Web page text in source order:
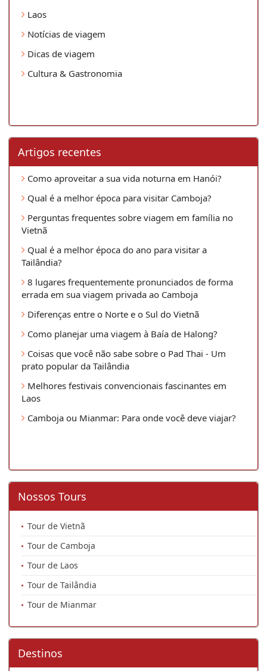
Laos
Notícias de viagem
Dicas de viagem
Cultura & Gastronomia
Artigos recentes
Como aproveitar a sua vida noturna em Hanói?
Qual é a melhor época para visitar Camboja?
Perguntas frequentes sobre viagem em família no
Vietnã
Qual é a melhor época do ano para visitar a
Tailândia?
8 lugares frequentemente pronunciados de forma
errada em sua viagem privada ao Camboja
Diferenças entre o Norte e o Sul do Vietnã
Como planejar uma viagem à Baía de Halong?
Coisas que você não sabe sobre o Pad Thai - Um
prato popular da Tailândia
Melhores festivais convencionais fascinantes em
Laos
Camboja ou Mianmar: Para onde você deve viajar?
Nossos Tours
Tour de Vietnã
Tour de Camboja
Tour de Laos
Tour de Tailândia
Tour de Mianmar
Destinos